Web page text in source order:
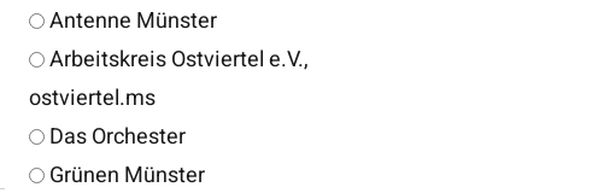
Antenne Münster
Arbeitskreis Ostviertel e.V.,
ostviertel.ms
Das Orchester
Grünen Münster